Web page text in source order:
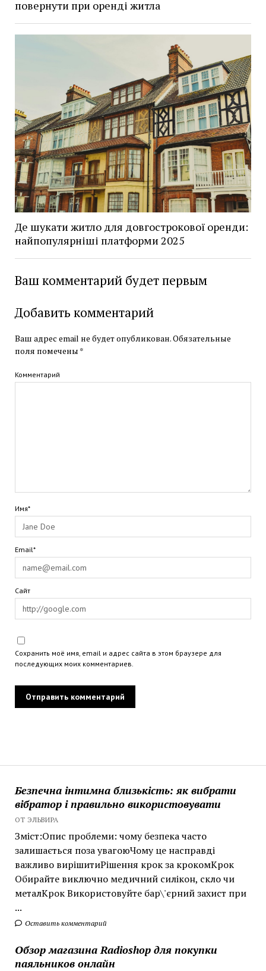
Безпечна інтимна близькість: як вибрати
вібратор і правильно використовувати
ОТ ЭЛЬВИРА
Зміст:Опис проблеми: чому безпека часто
залишається поза увагоюЧому це насправді
важливо вирішитиРішення крок за крокомКрок
Обирайте виключно медичний силікон, скло чи
металКрок Використовуйте бар\'єрний захист при
...
Оставить комментарий
Обзор магазина Radioshop для покупки
паяльников онлайн
повернути при оренді житла
Де шукати житло для довгострокової оренди:
найпопулярніші платформи 2025
Ваш комментарий будет первым
Добавить комментарий
Ваш адрес email не будет опубликован.Обязательные
поля помечены *
Комментарий
Имя*
Email*
Сайт
Сохранить моё имя, email и адрес сайта в этом браузере для
последующих моих комментариев.